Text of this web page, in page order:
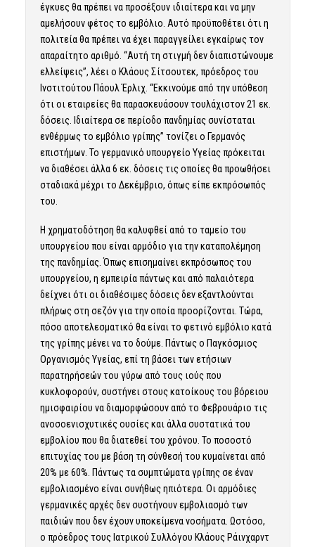
έγκυες θα πρέπει να προσέξουν ιδιαίτερα και να μην
αμελήσουν φέτος το εμβόλιο. Αυτό προϋποθέτει ότι η
πολιτεία θα πρέπει να έχει παραγγείλει εγκαίρως τον
απαραίτητο αριθμό. “Αυτή τη στιγμή δεν διαπιστώνουμε
ελλείψεις”, λέει ο Κλάους Σίτσουτεκ, πρόεδρος του
Ινστιτούτου Πάουλ Έρλιχ. “Εκκινούμε από την υπόθεση
ότι οι εταιρείες θα παρασκευάσουν τουλάχιστον 21 εκ.
δόσεις. Ιδιαίτερα σε περίοδο πανδημίας συνίσταται
ενθέρμως το εμβόλιο γρίπης” τονίζει ο Γερμανός
επιστήμων. Το γερμανικό υπουργείο Υγείας πρόκειται
να διαθέσει άλλα 6 εκ. δόσεις τις οποίες θα προωθήσει
σταδιακά μέχρι το Δεκέμβριο, όπως είπε εκπρόσωπός
του.
Η χρηματοδότηση θα καλυφθεί από το ταμείο του
υπουργείου που είναι αρμόδιο για την καταπολέμηση
της πανδημίας. Όπως επισημαίνει εκπρόσωπος του
υπουργείου, η εμπειρία πάντως και από παλαιότερα
δείχνει ότι οι διαθέσιμες δόσεις δεν εξαντλούνται
πλήρως στη σεζόν για την οποία προορίζονται. Τώρα,
πόσο αποτελεσματικό θα είναι το φετινό εμβόλιο κατά
της γρίπης μένει να το δούμε. Πάντως ο Παγκόσμιος
Οργανισμός Υγείας, επί τη βάσει των ετήσιων
παρατηρήσεών του γύρω από τους ιούς που
κυκλοφορούν, συστήνει στους κατοίκους του βόρειου
ημισφαιρίου να διαμορφώσουν από το Φεβρουάριο τις
ανοσοενισχυτικές ουσίες και άλλα συστατικά του
εμβολίου που θα διατεθεί του χρόνου. Το ποσοστό
επιτυχίας του με βάση τη σύνθεσή του κυμαίνεται από
20% με 60%. Πάντως τα συμπτώματα γρίπης σε έναν
εμβολιασμένο είναι συνήθως ηπιότερα. Οι αρμόδιες
γερμανικές αρχές δεν συστήνουν εμβολιασμό των
παιδιών που δεν έχουν υποκείμενα νοσήματα. Ωστόσο,
ο πρόεδρος τους Ιατρικού Συλλόγου Κλάους Ράινχαρντ